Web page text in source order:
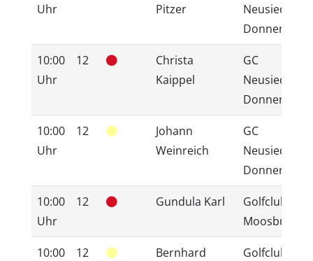
Uhr
Pitzer
10:00
Uhr
12
Christa
Kaippel
GC
10:00
Uhr
12
Johann
Weinreich
GC
10:00
Uhr
12 Gundula Karl
Golfclub
Moosburg
10:00
12
Bernhard
Golfclub